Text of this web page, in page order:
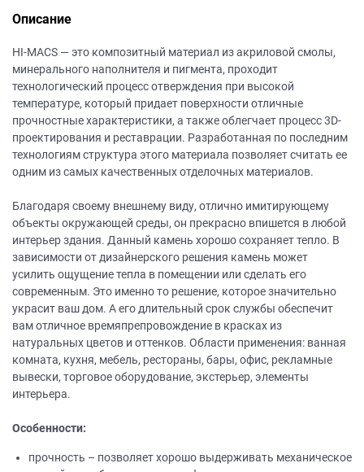
Описание
HI-MACS — это композитный материал из акриловой смолы,
минерального наполнителя и пигмента, проходит
технологический процесс отверждения при высокой
температуре, который придает поверхности отличные
прочностные характеристики, а также облегчает процесс 3D-
проектирования и реставрации. Разработанная по последним
технологиям структура этого материала позволяет считать ее
одним из самых качественных отделочных материалов.
Благодаря своему внешнему виду, отлично имитирующему
объекты окружающей среды, он прекрасно впишется в любой
интерьер здания. Данный камень хорошо сохраняет тепло. В
зависимости от дизайнерского решения камень может
усилить ощущение тепла в помещении или сделать его
современным. Это именно то решение, которое значительно
украсит ваш дом. А его длительный срок службы обеспечит
вам отличное времяпрепровождение в красках из
натуральных цветов и оттенков. Области применения: ванная
комната, кухня, мебель, рестораны, бары, офис, рекламные
вывески, торговое оборудование, экстерьер, элементы
интерьера.
Особенности:
прочность – позволяет хорошо выдерживать механическое